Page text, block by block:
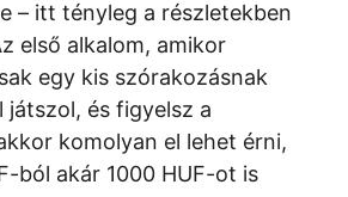
– itt tényleg a részletekben
első alkalom, amikor
egy kis szórakozásnak
játszol, és figyelsz a
komolyan el lehet érni,
ból akár 1000 HUF-ot is